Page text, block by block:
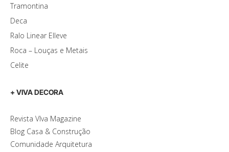
Tramontina
Deca
Ralo Linear Elleve
Roca – Louças e Metais
Celite
+ VIVA DECORA
Revista VIva Magazine
Blog Casa & Construção
Comunidade Arquitetura